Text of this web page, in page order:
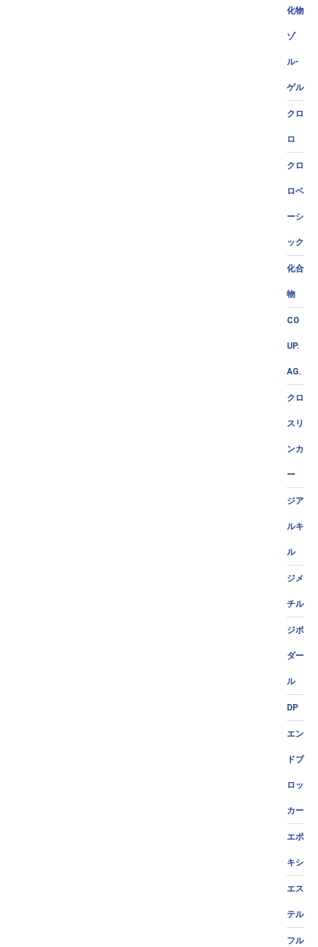
化物
ゾ
ル-
ゲル
クロ
ロ
クロ
ロベ
ーシ
ック
化合
物
CO
UP.
AG.
クロ
スリ
ンカ
ー
ジア
ルキ
ル
ジメ
チル
ジポ
ダー
ル
DP
エン
ドブ
ロッ
カー
エポ
キシ
エス
テル
フル